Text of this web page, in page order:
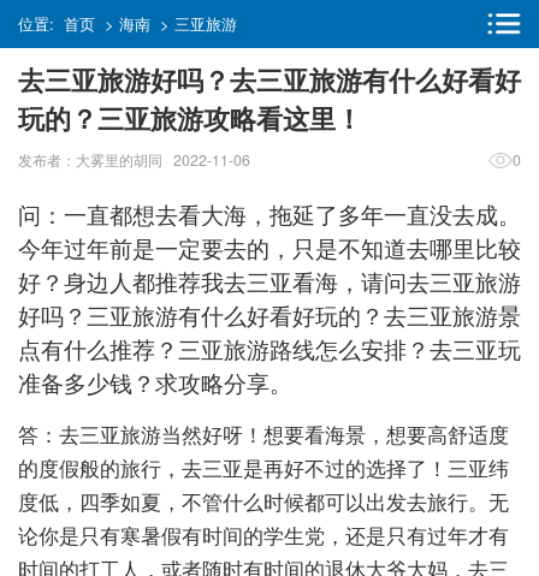
位置: 首页 > 海南 > 三亚旅游
去三亚旅游好吗？去三亚旅游有什么好看好
玩的？三亚旅游攻略看这里！
发布者：大雾里的胡同 2022-11-06 0
问：一直都想去看大海，拖延了多年一直没去成。
今年过年前是一定要去的，只是不知道去哪里比较
好？身边人都推荐我去三亚看海，请问去三亚旅游
好吗？三亚旅游有什么好看好玩的？去三亚旅游景
点有什么推荐？三亚旅游路线怎么安排？去三亚玩
准备多少钱？求攻略分享。
答：去三亚旅游当然好呀！想要看海景，想要高舒适度
的度假般的旅行，去三亚是再好不过的选择了！三亚纬
度低，四季如夏，不管什么时候都可以出发去旅行。无
论你是只有寒暑假有时间的学生党，还是只有过年才有
时间的打工人，或者随时有时间的退休大爷大妈，去三